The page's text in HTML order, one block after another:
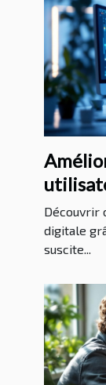
Découvrir
digitale
suscite...